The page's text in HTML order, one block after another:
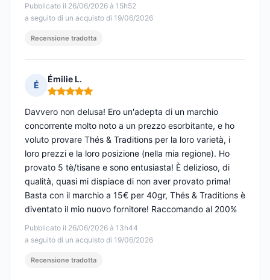
Pubblicato il 26/06/2026 à 15h52
a seguito di un acquisto di 19/06/2026
Recensione tradotta
É
Émilie L.
Nota: 5 su 5
Pubblicato il 26/06/2026 à 13h44
a seguito di un acquisto di 19/06/2026
Davvero non delusa! Ero un'adepta di un marchio
concorrente molto noto a un prezzo esorbitante, e ho
voluto provare Thés & Traditions per la loro varietà, i
loro prezzi e la loro posizione (nella mia regione). Ho
provato 5 tè/tisane e sono entusiasta! È delizioso, di
qualità, quasi mi dispiace di non aver provato prima!
Basta con il marchio a 15€ per 40gr, Thés & Traditions è
diventato il mio nuovo fornitore! Raccomando al 200%
Recensione tradotta